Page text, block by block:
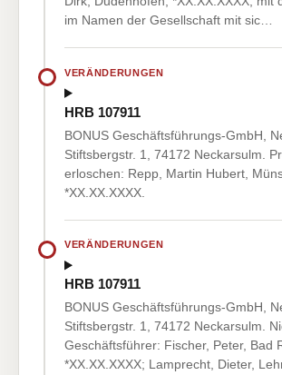
im Namen der Gesellschaft mit sic…
VERÄNDERUNGEN
HRB 107911
BONUS Geschäftsführungs-GmbH,
Stiftsbergstr. 1, 74172 Neckarsulm.
erloschen: Repp, Martin Hubert,
*XX.XX.XXXX.
VERÄNDERUNGEN
HRB 107911
BONUS Geschäftsführungs-GmbH,
Stiftsbergstr. 1, 74172 Neckarsulm.
Geschäftsführer: Fischer, Peter, Bad
*XX.XX.XXXX; Lamprecht, Dieter,